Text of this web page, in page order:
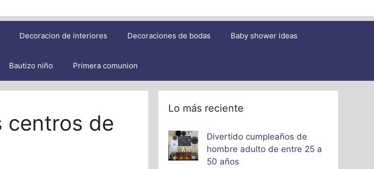
Decoracion de interiores Decoraciones de bodas Baby shower ideas
Bautizo niño Primera comunion
centros de
Lo más reciente
Divertido cumpleaños de
hombre adulto de entre 25 a
50 años